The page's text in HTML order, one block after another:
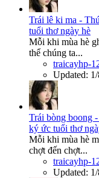
Trái lê ki ma -
tuổi thơ ngày hè
Mỗi khi mùa hè
thể chúng ta...
traicayhp-
Updated:
Trái bòng boong
ký ức tuổi thơ
Mỗi khi mùa hè
chợt đến chợt...
traicayhp-
Updated: